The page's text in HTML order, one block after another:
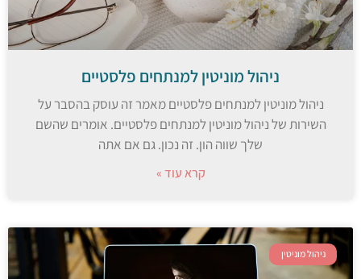
ניהול מוניטין למנתחים פלסטיים
ניהול מוניטין למנתחים פלסטיים מאמר זה עוסק בהסבר על
השירות של ניהול מוניטין למנתחים פלסטיים. אומרים שהשם
שלך שווה הון. זה נכון. גם אם אתה
קרא עוד »
ניהול מוניטין